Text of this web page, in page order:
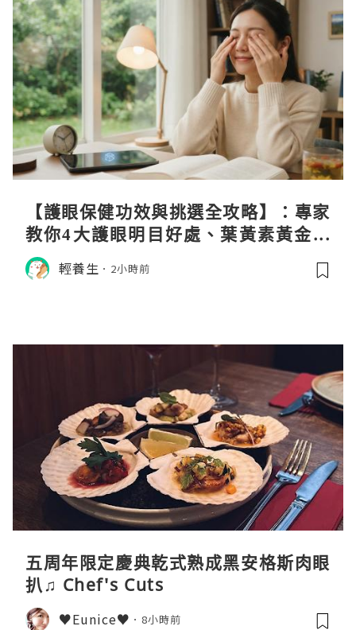
【護眼保健功效與挑選全攻略】：專家
教你4大護眼明目好處、葉黃素黃金比
例與挑選秘訣
輕養生 2小時前
五周年限定慶典乾式熟成黑安格斯肉眼
扒♫ Chef's Cuts
♥Eunice♥ 8小時前